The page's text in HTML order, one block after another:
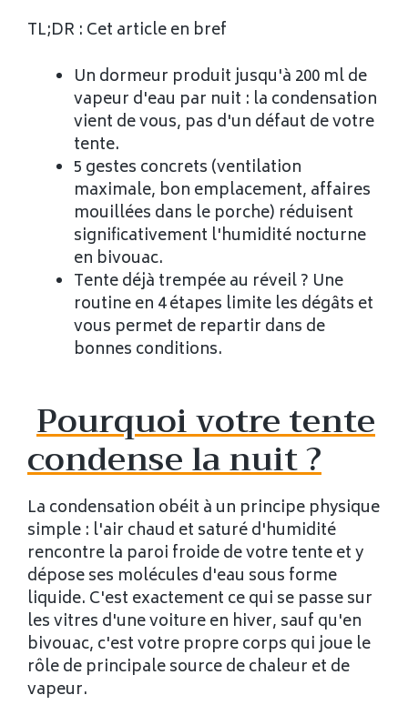
TL;DR : Cet article en bref
Un dormeur produit jusqu'à 200 ml de
vapeur d'eau par nuit : la condensation
vient de vous, pas d'un défaut de votre
tente.
5 gestes concrets (ventilation
maximale, bon emplacement, affaires
mouillées dans le porche) réduisent
significativement l'humidité nocturne
en bivouac.
Tente déjà trempée au réveil ? Une
routine en 4 étapes limite les dégâts et
vous permet de repartir dans de
bonnes conditions.
Pourquoi votre tente
condense la nuit ?
La condensation obéit à un principe physique
simple : l'air chaud et saturé d'humidité
rencontre la paroi froide de votre tente et y
dépose ses molécules d'eau sous forme
liquide. C'est exactement ce qui se passe sur
les vitres d'une voiture en hiver, sauf qu'en
bivouac, c'est votre propre corps qui joue le
rôle de principale source de chaleur et de
vapeur.